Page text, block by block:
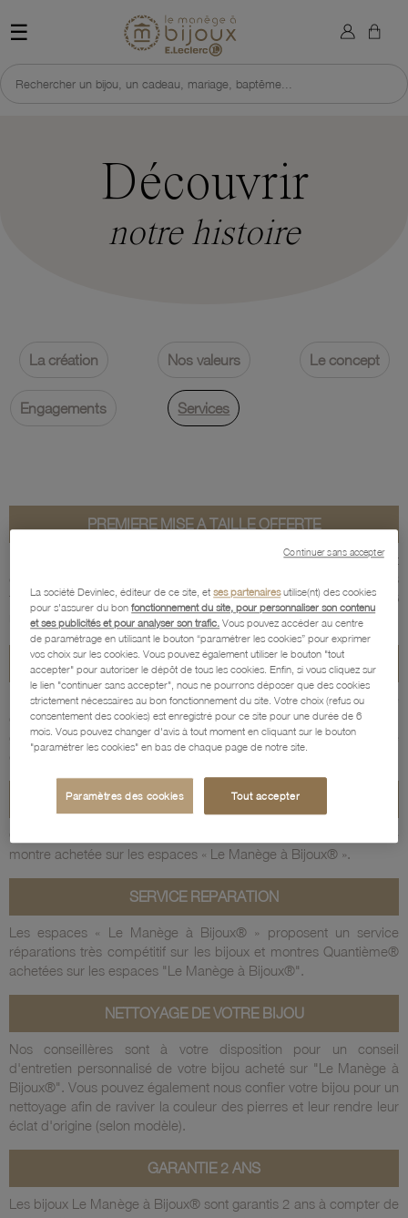
☰ Retour à l'accueil du site
Rechercher un bijou, un cadeau, mariage, baptême...
Découvrir
notre histoire
La création Nos valeurs Le concept
Engagements Services
PREMIERE MISE A TAILLE OFFERTE
Première mise à taille gratuite des bagues orPour tout achat
d'une bague en or, la première mise à taille est gratuite jusqu'à 3
tailles en agrandissement ou en réduction, dans un délai de 6
mois après l'achat et selon les modèles.
RHODIAGE OFFERT
Pour tout achat d'un bijou en or blanc vous bénéficiez dans votre
garantied'un rhodiage gratuitpendant la durée de la garantie :
grâce à ce traitement, votre bijou retrouve son éclat et sa brillance
d'origine.
MONTRE : CHANGEMENT DE PILE OFFERT
montre achetée sur les espaces « Le Manège à Bijoux® ».
SERVICE REPARATION
Les espaces « Le Manège à Bijoux® » proposent un service
réparations très compétitif sur les bijoux et montres Quantième®
achetées sur les espaces "Le Manège à Bijoux®".
NETTOYAGE DE VOTRE BIJOU
Nos conseillères sont à votre disposition pour un conseil
d'entretien personnalisé de votre bijou acheté sur "Le Manège à
Bijoux®". Vous pouvez également nous confier votre bijou pour un
nettoyage afin de raviver la couleur des pierres et leur rendre leur
éclat d'origine (selon modèle).
GARANTIE 2 ANS
Les bijoux Le Manège à Bijoux® sont garantis 2 ans à compter de
×
Sign in
La société Devinlec, éditeur de ce site, etses partenairesutilise(nt) des cookies
pour s'assurer du bonfonctionnement du site, pour personnaliser son contenu
et ses publicités et pour analyser son trafic. Vous pouvez accéder au centre
de paramétrage en utilisant le bouton “paramétrer les cookies” pour exprimer
vos choix sur les cookies. Vous pouvez également utiliser le bouton "tout
accepter" pour autoriser le dépôt de tous les cookies. Enfin, si vous cliquez sur
le lien "continuer sans accepter", nous ne pourrons déposer que des cookies
strictement nécessaires au bon fonctionnement du site. Votre choix (refus ou
consentement des cookies) est enregistré pour ce site pour une durée de 6
mois. Vous pouvez changer d'avis à tout moment en cliquant sur le bouton
"paramétrer les cookies" en bas de chaque page de notre site.
Paramètres des cookies Tout accepter
Continuer sans accepter